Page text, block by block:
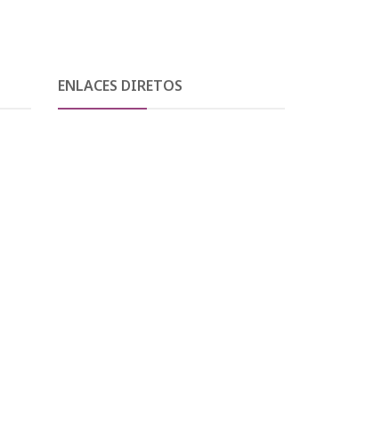
ENLACES DIRETOS